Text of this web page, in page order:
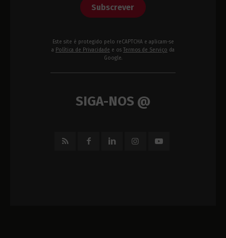
Subscrever
Este site é protegido pelo reCAPTCHA e aplicam-se
a Política de Privacidade e os Termos de Serviço da
Google.
SIGA-NOS @